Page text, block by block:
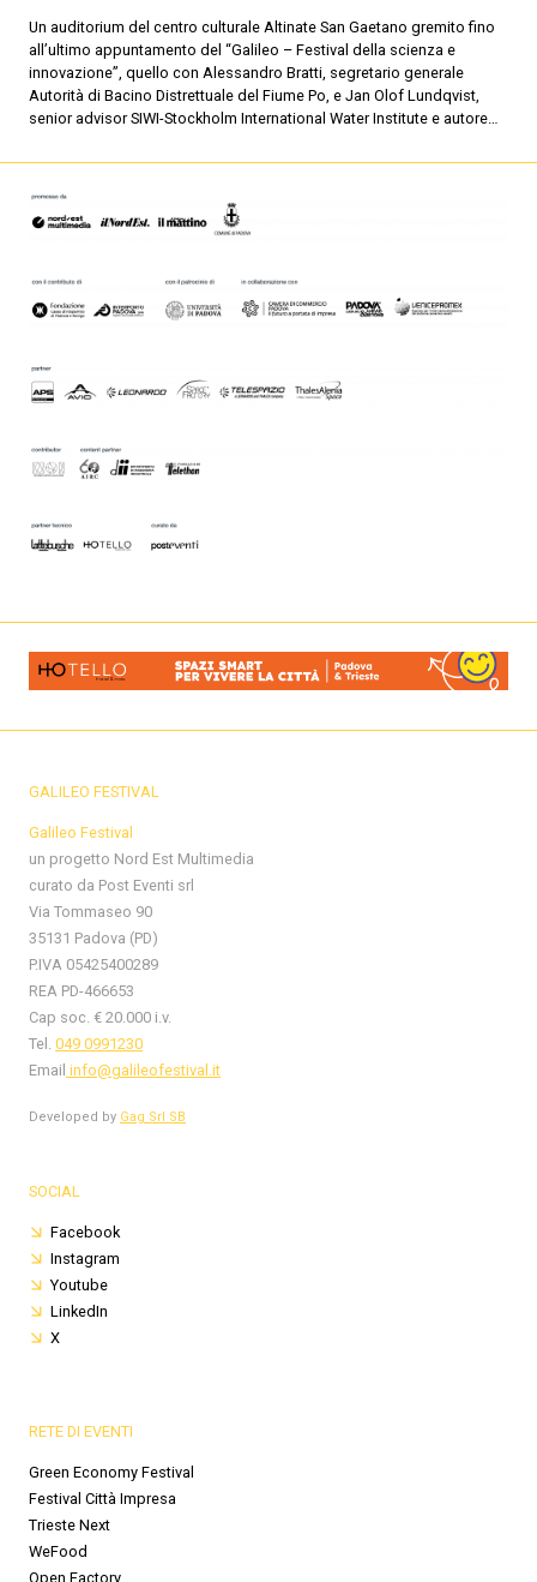
Un auditorium del centro culturale Altinate San Gaetano gremito fino
all’ultimo appuntamento del “Galileo – Festival della scienza e
innovazione”, quello con Alessandro Bratti, segretario generale
Autorità di Bacino Distrettuale del Fiume Po, e Jan Olof Lundqvist,
senior advisor SIWI-Stockholm International Water Institute e autore…
GALILEO FESTIVAL
Galileo Festival
un progetto Nord Est Multimedia
curato da Post Eventi srl
Via Tommaseo 90
35131 Padova (PD)
P.IVA 05425400289
REA PD-466653
Cap soc. € 20.000 i.v.
Tel. 049 0991230
Email info@galileofestival.it
Developed by Gag Srl SB
SOCIAL
Facebook
Instagram
Youtube
LinkedIn
X
RETE DI EVENTI
Green Economy Festival
Festival Città Impresa
Trieste Next
WeFood
Open Factory